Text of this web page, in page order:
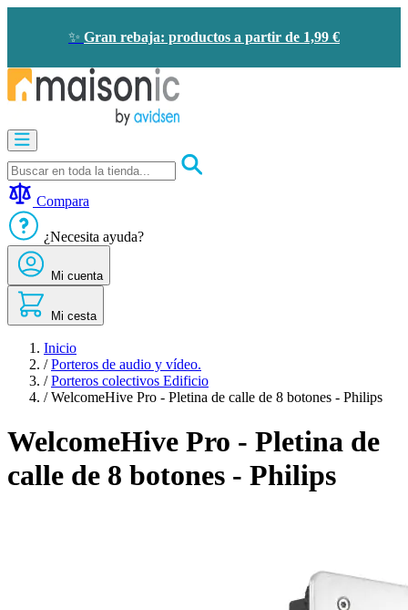
✨ Gran rebaja: productos a partir de 1,99 €
Audioporteros
y
videoporteros
-
ahorro
de
energía
Seguridad
Confort
Oportunidades
Compara
¿Necesita ayuda?
Mi cuenta
Mi cesta
Inicio
/ Porteros de audio y vídeo.
/ Porteros colectivos Edificio
/ WelcomeHive Pro - Pletina de calle de 8 botones - Philips
WelcomeHive Pro - Pletina de
calle de 8 botones - Philips